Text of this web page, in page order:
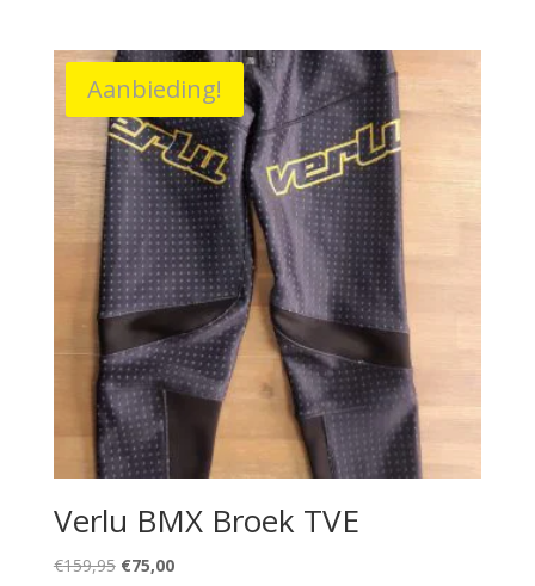
Aanbieding!
Verlu BMX Broek TVE
€159,95 Oorspronkelijke
€75,00Huidige